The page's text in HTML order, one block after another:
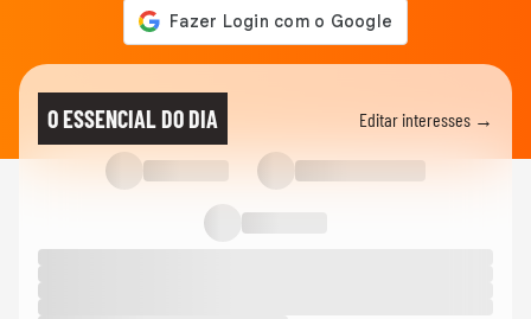
O ESSENCIAL DO DIA Editar interesses →